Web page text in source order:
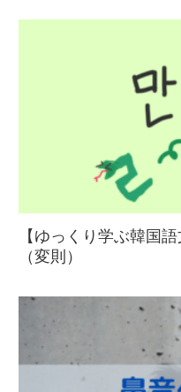
【ゆっくり学ぶ韓国
（変則）